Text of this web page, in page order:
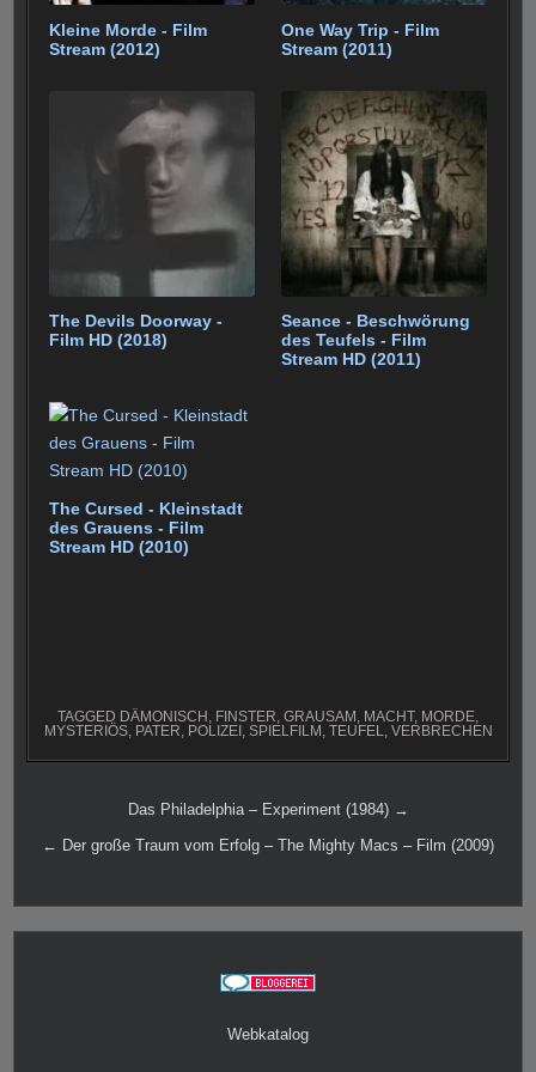
Kleine Morde - Film
Stream (2012)
One Way Trip - Film
Stream (2011)
The Devils Doorway -
Film HD (2018)
Seance - Beschwörung
des Teufels - Film
Stream HD (2011)
The Cursed - Kleinstadt
des Grauens - Film
Stream HD (2010)
TAGGED DÄMONISCH , FINSTER, GRAUSAM , MACHT, MORDE,
MYSTERIÖS, PATER, POLIZEI , SPIELFILM , TEUFEL, VERBRECHEN
Beitragsnavigation
Das Philadelphia – Experiment (1984) →
← Der große Traum vom Erfolg – The Mighty Macs – Film (2009)
Webkatalog